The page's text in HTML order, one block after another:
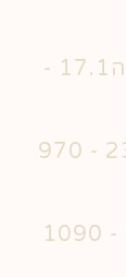
מוקדמים עד ה 23.1 - 970
מקומות אחרונים ב - 1090